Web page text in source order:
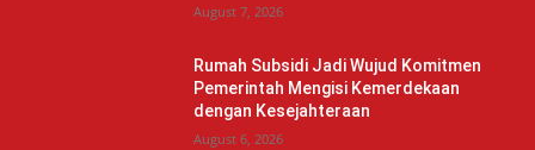
August 7, 2026
Rumah Subsidi Jadi Wujud Komitmen
Pemerintah Mengisi Kemerdekaan
dengan Kesejahteraan
August 6, 2026